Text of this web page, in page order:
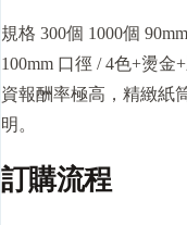
規格 300個 1000個
100mm 口徑 / 4色+燙金
資報酬率極高，精緻紙
明。
訂購流程